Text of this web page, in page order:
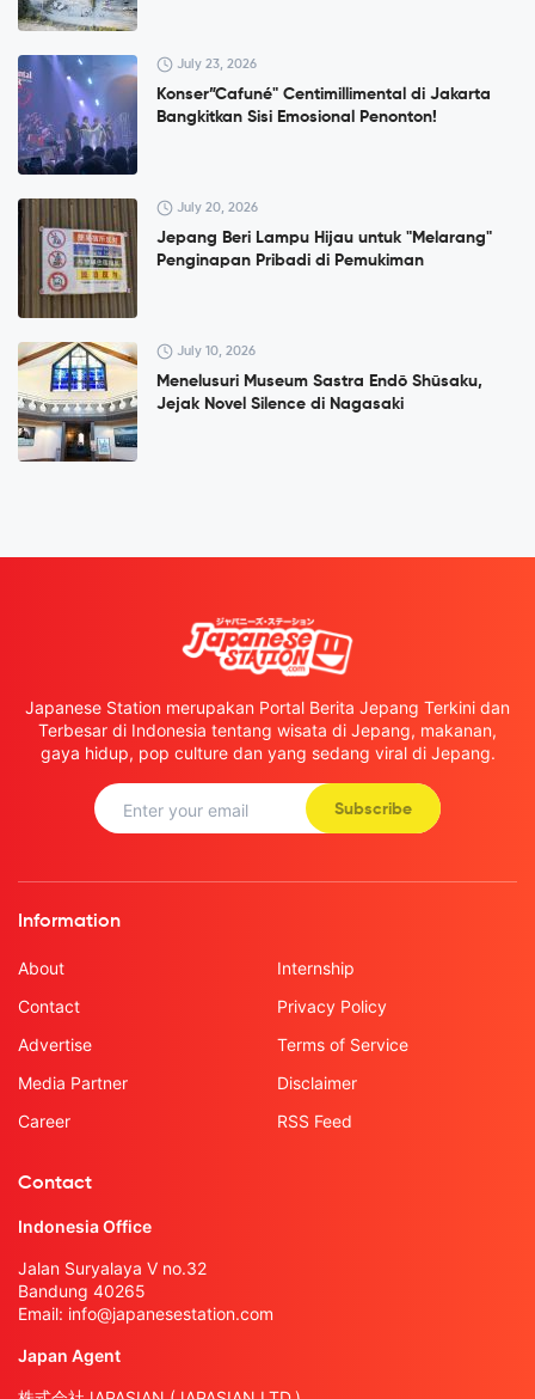
July 23, 2026
Konser”Cafuné" Centimillimental di Jakarta
Bangkitkan Sisi Emosional Penonton!
July 20, 2026
Jepang Beri Lampu Hijau untuk "Melarang"
Penginapan Pribadi di Pemukiman
July 10, 2026
Menelusuri Museum Sastra Endō Shūsaku,
Jejak Novel Silence di Nagasaki
Japanese Station merupakan Portal Berita Jepang Terkini dan
Terbesar di Indonesia tentang wisata di Jepang, makanan,
gaya hidup, pop culture dan yang sedang viral di Jepang.
Subscribe
Information
About
Contact
Advertise
Media Partner
Career
Internship
Privacy Policy
Terms of Service
Disclaimer
RSS Feed
Contact
Indonesia Office
Jalan Suryalaya V no.32
Bandung 40265
Email: info@japanesestation.com
Japan Agent